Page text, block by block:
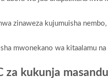
zinaweza kujumuisha
mwonekano wa kitaalamu
za kukunja